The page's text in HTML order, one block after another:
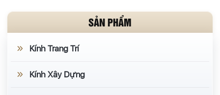
SẢN PHẨM
Kính Trang Trí
Kính Xây Dựng